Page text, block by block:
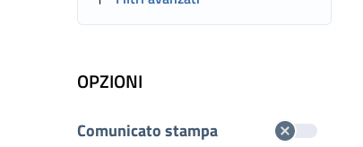
OPZIONI
Comunicato stampa